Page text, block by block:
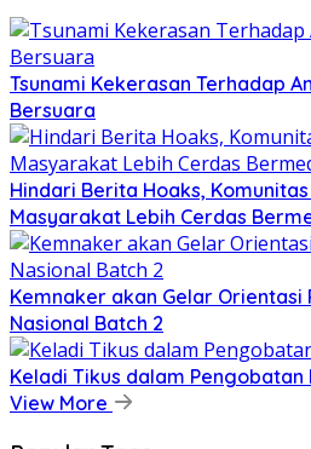
Tsunami Kekerasan Terhadap
Bersuara
Hindari Berita Hoaks,
Masyarakat Lebih Cerdas
Kemnaker akan Gelar Orientasi
Nasional Batch 2
Keladi Tikus dalam Pengobatan
View More